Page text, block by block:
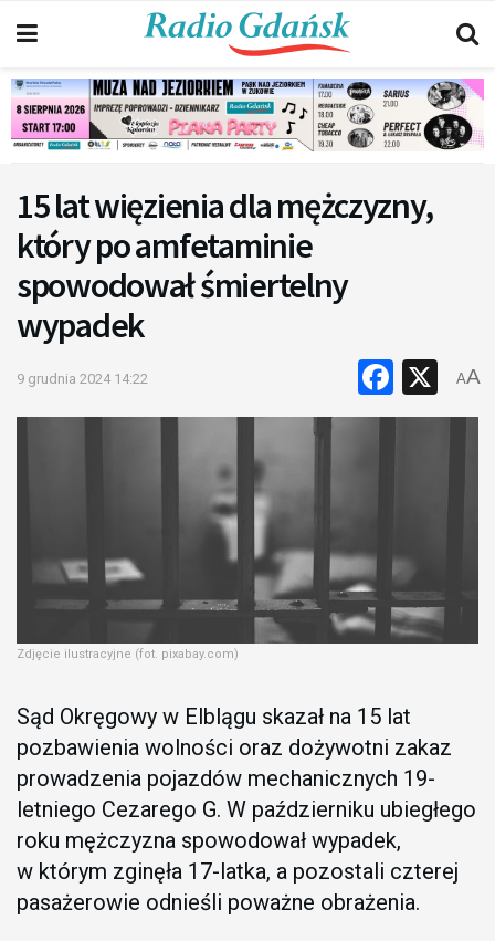
15 lat więzienia dla mężczyzny,
który po amfetaminie
spowodował śmiertelny
wypadek
9 grudnia 2024 14:22 X
AA
Zdjęcie ilustracyjne (fot. pixabay.com)
Sąd Okręgowy w Elblągu skazał na 15 lat
pozbawienia wolności oraz dożywotni zakaz
prowadzenia pojazdów mechanicznych 19-
letniego Cezarego G. W październiku ubiegłego
roku mężczyzna spowodował wypadek,
w którym zginęła 17-latka, a pozostali czterej
pasażerowie odnieśli poważne obrażenia.